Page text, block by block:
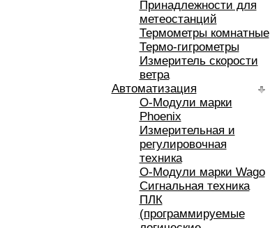
Принадлежности для
метеостанций
Термометры комнатные
Термо-гигрометры
Измеритель скорости
ветра
Автоматизация
O-Модули марки
Phoenix
Измерительная и
регулировочная
техника
O-Модули марки Wago
Сигнальная техника
ПЛК
(программируемые